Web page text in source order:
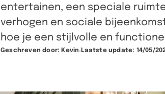
entertainen, een speciale
verhogen en sociale
hoe je een stijlvolle en
Geschreven door: Kevin Laatste update: 14/05/